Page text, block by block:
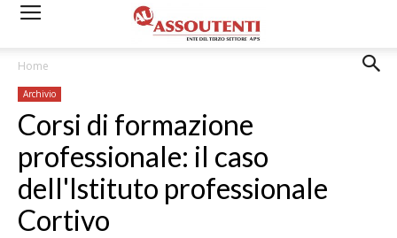
Home
Archivio
Corsi di formazione
professionale: il caso
dell'Istituto professionale
Cortivo